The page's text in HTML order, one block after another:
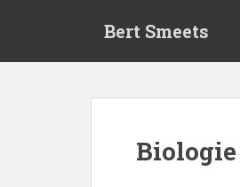
Bert Smeets